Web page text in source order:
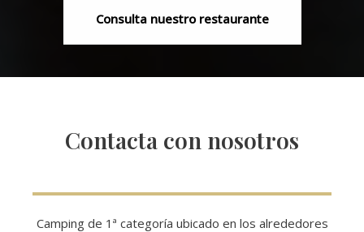
Consulta nuestro restaurante
Contacta con nosotros
Camping de 1ª categoría ubicado en los alrededores